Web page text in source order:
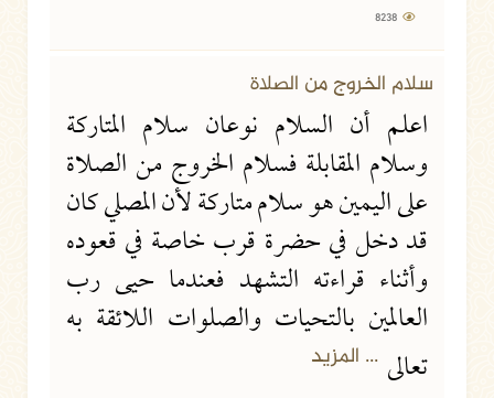
سلام الخروج من الصلاة
اعلم أن السلام نوعان سلام المتاركة
وسلام المقابلة فسلام الخروج من الصلاة
على اليمين هو سلام متاركة لأن المصلي كان
قد دخل في حضرة قرب خاصة في قعوده
وأثناء قراءته التشهد فعندما حيى رب
العالمين بالتحيات والصلوات اللائقة به
تعالى ... المزيد